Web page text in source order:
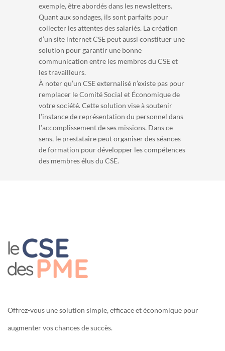
exemple, être abordés dans les newsletters.
Quant aux sondages, ils sont parfaits pour
collecter les attentes des salariés. La création
d’un site internet CSE peut aussi constituer une
solution pour garantir une bonne
communication entre les membres du CSE et
les travailleurs.
À noter qu’un CSE externalisé n’existe pas pour
remplacer le Comité Social et Économique de
votre société. Cette solution vise à soutenir
l’instance de représentation du personnel dans
l’accomplissement de ses missions. Dans ce
sens, le prestataire peut organiser des séances
de formation pour développer les compétences
des membres élus du CSE.
Offrez-vous une solution simple, efficace et économique pour
augmenter vos chances de succès.